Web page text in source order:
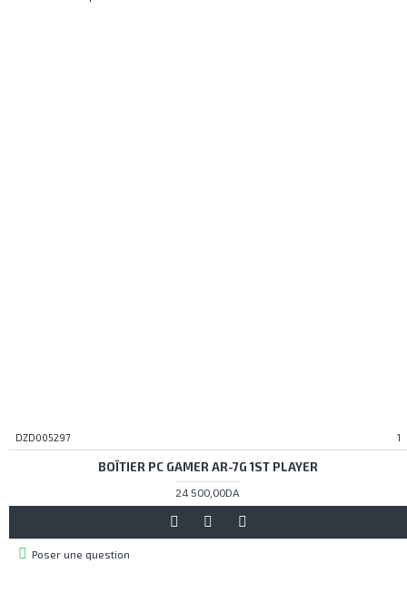
DZD005297 1
BOÎTIER PC GAMER AR-7G 1ST PLAYER
24 500,00DA
Poser une question